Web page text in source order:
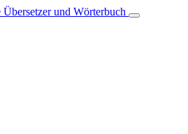
und Wörterbuch